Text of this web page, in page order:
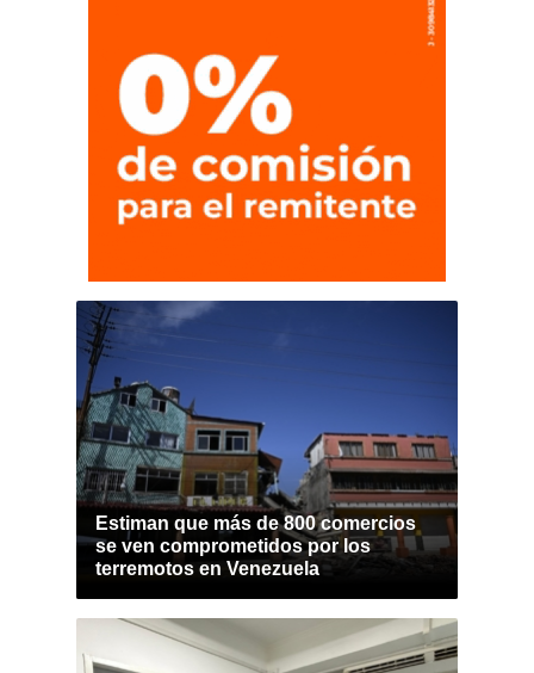
Estiman que más de 800 comercios
se ven comprometidos por los
terremotos en Venezuela